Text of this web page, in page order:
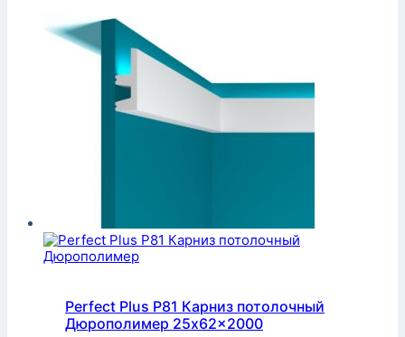
Perfect Plus P81 Карниз потолочный
Дюрополимер 25x62x2000